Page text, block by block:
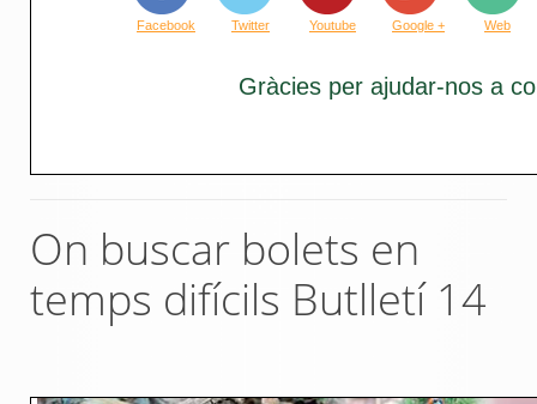
Facebook Twitter Youtube Google + Web
Gràcies per ajudar-nos a
On buscar bolets en
temps difícils Butlletí 14